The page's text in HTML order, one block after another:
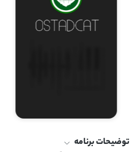
توضیحات برنامه